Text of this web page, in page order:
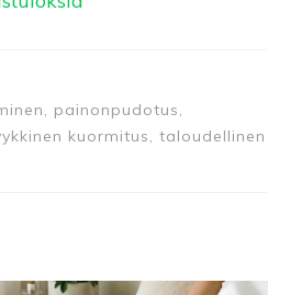
painonpudotus,
kuormitus, taloudellinen